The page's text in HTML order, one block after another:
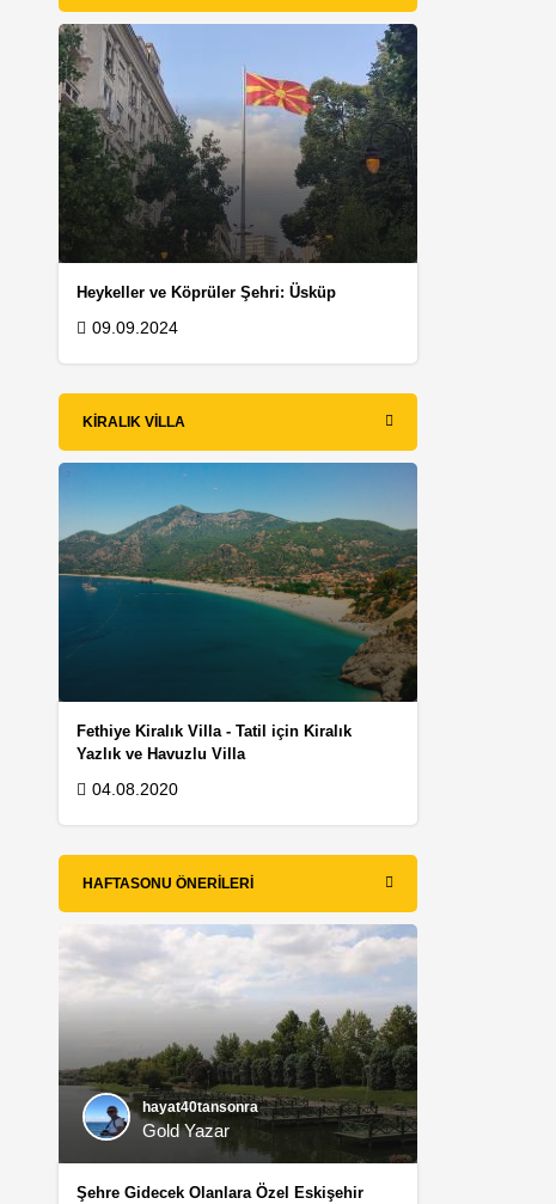
Heykeller ve Köprüler Şehri: Üsküp
09.09.2024
KIRALIK VILLA
Fethiye Kiralık Villa - Tatil için Kiralık
Yazlık ve Havuzlu Villa
04.08.2020
HAFTASONU ÖNERILERI
hayat40tansonra
Gold Yazar
Şehre Gidecek Olanlara Özel Eskişehir